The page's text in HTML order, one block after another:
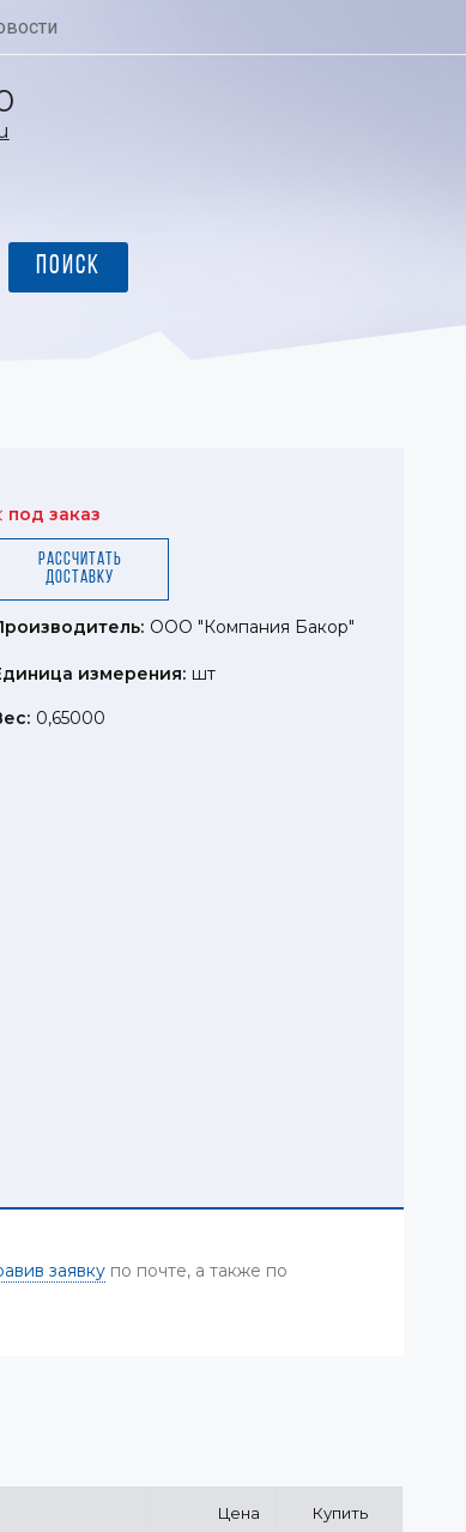
под заказ
Рассчитать
доставку
ООО "Компания Бакор"
измерения: шт
0,65000
заявку по почте, а также по
Цена Купить